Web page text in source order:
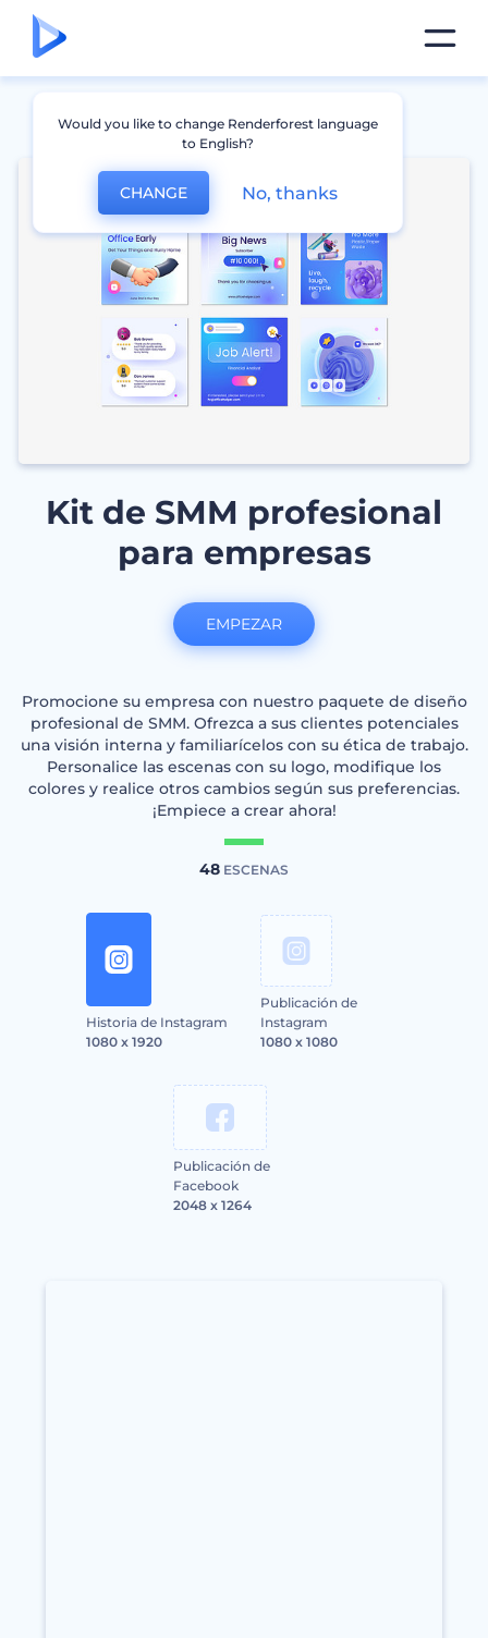
Kit de SMM profesional
para empresas
Promocione su empresa con nuestro paquete de diseño
profesional de SMM. Ofrezca a sus clientes potenciales
una visión interna y familiarícelos con su ética de trabajo.
Personalice las escenas con su logo, modifique los
colores y realice otros cambios según sus preferencias.
¡Empiece a crear ahora!
48 ESCENAS
Historia de Instagram
1080 x 1920
Publicación de
Instagram
1080 x 1080
Publicación de
Facebook
2048 x 1264
EMPEZAR
Would you like to change Renderforest language
to English?
CHANGE No, thanks